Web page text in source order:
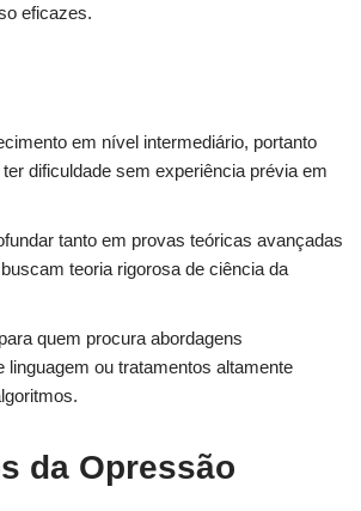
eficazes.
em nível intermediário, portanto
dificuldade sem experiência prévia em
tanto em provas teóricas avançadas
teoria rigorosa de ciência da
quem procura abordagens
linguagem ou tratamentos altamente
da Opressão